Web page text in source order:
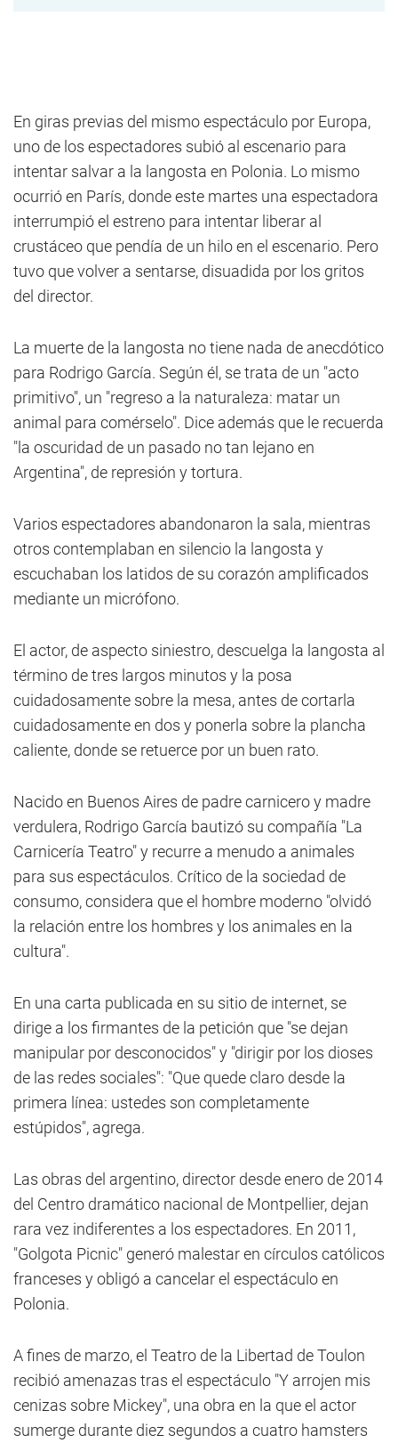
En giras previas del mismo espectáculo por Europa,
uno de los espectadores subió al escenario para
intentar salvar a la langosta en Polonia. Lo mismo
ocurrió en París, donde este martes una espectadora
interrumpió el estreno para intentar liberar al
crustáceo que pendía de un hilo en el escenario. Pero
tuvo que volver a sentarse, disuadida por los gritos
del director.
La muerte de la langosta no tiene nada de anecdótico
para Rodrigo García. Según él, se trata de un "acto
primitivo", un "regreso a la naturaleza: matar un
animal para comérselo". Dice además que le recuerda
"la oscuridad de un pasado no tan lejano en
Argentina", de represión y tortura.
Varios espectadores abandonaron la sala, mientras
otros contemplaban en silencio la langosta y
escuchaban los latidos de su corazón amplificados
mediante un micrófono.
El actor, de aspecto siniestro, descuelga la langosta al
término de tres largos minutos y la posa
cuidadosamente sobre la mesa, antes de cortarla
cuidadosamente en dos y ponerla sobre la plancha
caliente, donde se retuerce por un buen rato.
Nacido en Buenos Aires de padre carnicero y madre
verdulera, Rodrigo García bautizó su compañía "La
Carnicería Teatro" y recurre a menudo a animales
para sus espectáculos. Crítico de la sociedad de
consumo, considera que el hombre moderno "olvidó
la relación entre los hombres y los animales en la
cultura".
En una carta publicada en su sitio de internet, se
dirige a los firmantes de la petición que "se dejan
manipular por desconocidos" y "dirigir por los dioses
de las redes sociales": "Que quede claro desde la
primera línea: ustedes son completamente
estúpidos", agrega.
Las obras del argentino, director desde enero de 2014
del Centro dramático nacional de Montpellier, dejan
rara vez indiferentes a los espectadores. En 2011,
"Golgota Picnic" generó malestar en círculos católicos
franceses y obligó a cancelar el espectáculo en
Polonia.
A fines de marzo, el Teatro de la Libertad de Toulon
recibió amenazas tras el espectáculo "Y arrojen mis
cenizas sobre Mickey", una obra en la que el actor
sumerge durante diez segundos a cuatro hamsters